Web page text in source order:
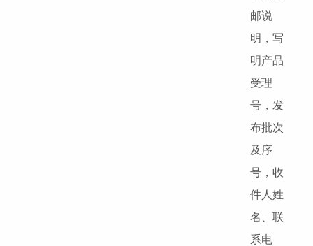
邮说
明，写
明产品
受理
号，发
布批次
及序
号，收
件人姓
名、联
系电